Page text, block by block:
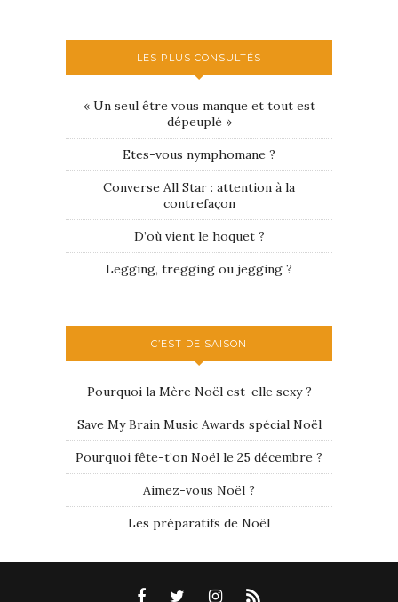
LES PLUS CONSULTÉS
« Un seul être vous manque et tout est
dépeuplé »
Etes-vous nymphomane ?
Converse All Star : attention à la
contrefaçon
D’où vient le hoquet ?
Legging, tregging ou jegging ?
C’EST DE SAISON
Pourquoi la Mère Noël est-elle sexy ?
Save My Brain Music Awards spécial Noël
Pourquoi fête-t’on Noël le 25 décembre ?
Aimez-vous Noël ?
Les préparatifs de Noël